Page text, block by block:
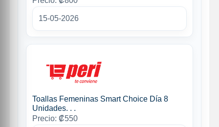
15-05-2026
Toallas Femeninas Smart Choice Día 8
Unidades. . .
Precio: ₡550